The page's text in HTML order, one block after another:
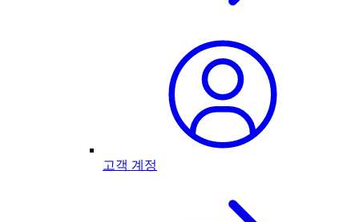
고객 계정